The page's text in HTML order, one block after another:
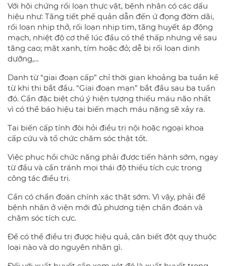
Với hội chứng rối loạn thực vật, bệnh nhân có các dấu
hiệu như: Tăng tiết phế quản dẫn đến ứ đọng đờm dãi,
rối loạn nhịp thở, rối loạn nhịp tim, tăng huyết áp động
mạch, nhiệt độ cơ thể lúc đầu có thể thấp nhưng về sau
tăng cao; mặt xanh, tím hoặc đỏ; dễ bị rối loạn dinh
dưỡng,…
Danh từ “giai đoạn cấp” chỉ thời gian khoảng ba tuần kể
từ khi thi bắt đầu. “Giai đoạn mạn” bắt đầu sau ba tuần
đó. Cần đặc biệt chú ý hiện tượng thiếu máu não nhất
vì có thể báo hiệu tai biến mạch máu nặng sẽ xảy ra.
Tai biến cấp tính đòi hỏi điều trị nội hoặc ngoại khoa
cấp cứu và tổ chức chăm sóc thật tốt.
Việc phục hồi chức năng phải được tiến hành sớm, ngay
từ đầu và cần tránh mọi thái độ thiếu tích cực trong
công tác điều trị.
Cần có chẩn đoán chính xác thật sớm. Vì vậy, phải để
bệnh nhân ở viện mới đủ phương tiện chẩn đoán và
chăm sóc tích cực.
Để có thể điều trị được hiệu quả, cân biết đột quỵ thuộc
loại nào và do nguyên nhân gì.